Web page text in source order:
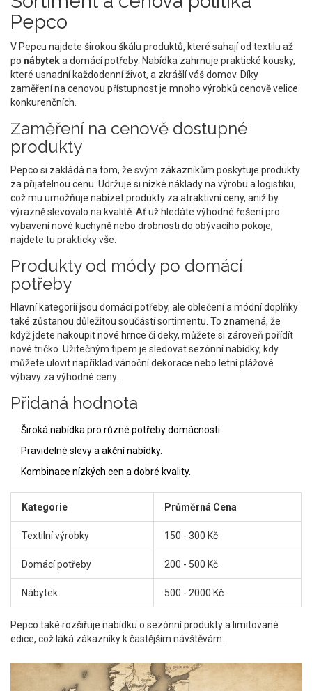
Pepco
V Pepcu najdete širokou škálu produktů, které sahají od textilu až
po nábyteka domácí potřeby. Nabídka zahrnuje praktické kousky,
které usnadní každodenní život, a zkrášlí váš domov. Díky
zaměření na cenovou přístupnost je mnoho výrobků cenově velice
konkurenčních.
Zaměření na cenově dostupné
produkty
Pepco si zakládá na tom, že svým zákazníkům poskytuje produkty
za přijatelnou cenu. Udržuje si nízké náklady na výrobu a logistiku,
což mu umožňuje nabízet produkty za atraktivní ceny, aniž by
výrazně slevovalo na kvalitě. Ať už hledáte výhodné řešení pro
vybavení nové kuchyně nebo drobnosti do obývacího pokoje,
najdete tu prakticky vše.
Produkty od módy po domácí
potřeby
Hlavní kategorií jsou domácí potřeby, ale oblečení a módní doplňky
také zůstanou důležitou součástí sortimentu. To znamená, že
když jdete nakoupit nové hrnce či deky, můžete si zároveň pořídít
nové tričko. Užitečným tipem je sledovat sezónní nabídky, kdy
můžete ulovit například vánoční dekorace nebo letní plážové
výbavy za výhodné ceny.
Přidaná hodnota
Široká nabídka pro různé potřeby domácnosti.
Pravidelné slevy a akční nabídky.
Kombinace nízkých cen a dobré kvality.
Kategorie Průměrná Cena
Textilní výrobky 150 - 300 Kč
Domácí potřeby 200 - 500 Kč
Nábytek 500 - 2000 Kč
Pepco také rozšiřuje nabídku o sezónní produkty a limitované
edice, což láká zákazníky k častějším návštěvám.